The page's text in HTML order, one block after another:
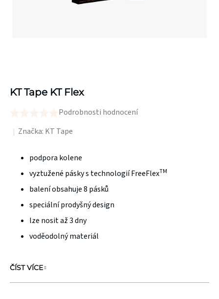
KT Tape KT Flex
hodnocení
hvězdiček.
Podrobnosti hodnocení
Značka: KT Tape
podpora kolene
vyztužené pásky s technologií FreeFlexTM
balení obsahuje 8 pásků
speciální prodyšný design
lze nosit až 3 dny
voděodolný materiál
ČÍST VÍCE